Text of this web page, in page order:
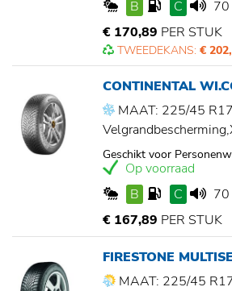
B C
€ 170,89 PER STUK
TWEEDEKANS: €
CONTINENTAL
MAAT: 225/45 R17
Geschikt voor
Op voorraad
B
C
€ 167,89 PER STUK
FIRESTONE
MAAT: 225/45